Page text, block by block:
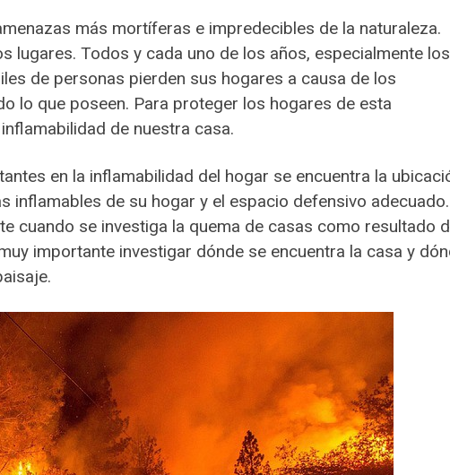
más mortíferas e impredecibles de la naturaleza.
lugares. Todos y cada uno de los años, especialmente los
de personas pierden sus hogares a causa de los
lo que poseen. Para proteger los hogares de esta
de nuestra casa.
en la inflamabilidad del hogar se encuentra la
inflamables de su hogar y el espacio defensivo adecuado.
cuando se investiga la quema de casas como resultado
importante investigar dónde se encuentra la casa y